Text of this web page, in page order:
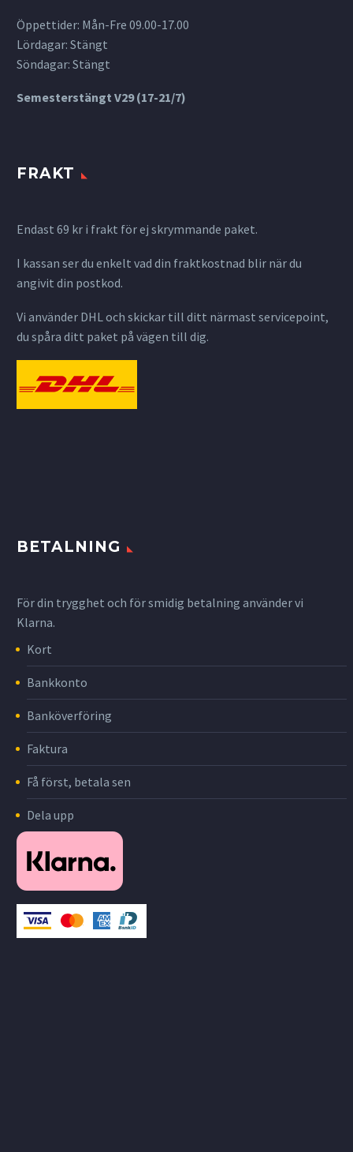
Öppettider: Mån-Fre 09.00-17.00
Lördagar: Stängt
Söndagar: Stängt
Semesterstängt V29 (17-21/7)
FRAKT
Endast 69 kr i frakt för ej skrymmande paket.
I kassan ser du enkelt vad din fraktkostnad blir när du
angivit din postkod.
Vi använder DHL och skickar till ditt närmast servicepoint,
du spåra ditt paket på vägen till dig.
BETALNING
För din trygghet och för smidig betalning använder vi
Klarna.
Kort
Bankkonto
Banköverföring
Faktura
Få först, betala sen
Dela upp